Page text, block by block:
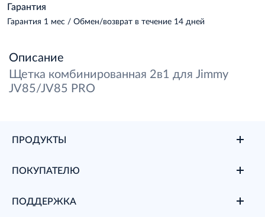
Гарантия
Гарантия 1 мес / Обмен/возврат в течение 14 дней
Описание
Щетка комбинированная 2в1 для Jimmy
JV85/JV85 PRO
ПРОДУКТЫ
ПОКУПАТЕЛЮ
ПОДДЕРЖКА